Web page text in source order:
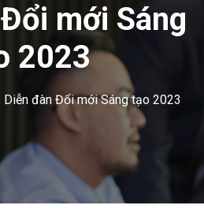
mới Sáng
2023
Diễn đàn Đổi mới Sáng tạo 2023